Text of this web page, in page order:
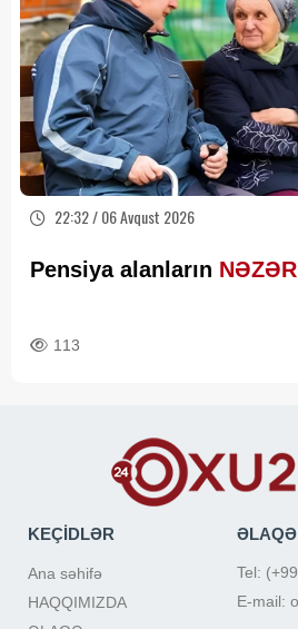
22:32 / 06 Avqust 2026
Pensiya alanların
113
KEÇİDLƏR
Ana səhifə
HAQQIMIZDA
ƏLAQƏ
Tel:
E-mail: